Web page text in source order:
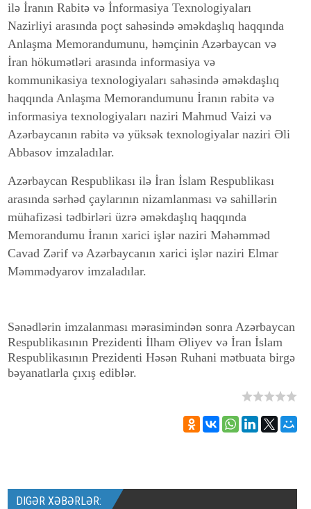
ilə İranın Rabitə və İnformasiya Texnologiyaları
Nazirliyi arasında poçt sahəsində əməkdaşlıq haqqında
Anlaşma Memorandumunu, həmçinin Azərbaycan və
İran hökumətləri arasında informasiya və
kommunikasiya texnologiyaları sahəsində əməkdaşlıq
haqqında Anlaşma Memorandumunu İranın rabitə və
informasiya texnologiyaları naziri Mahmud Vaizi və
Azərbaycanın rabitə və yüksək texnologiyalar naziri Əli
Abbasov imzaladılar.
Azərbaycan Respublikası ilə İran İslam Respublikası
arasında sərhəd çaylarının nizamlanması və sahillərin
mühafizəsi tədbirləri üzrə əməkdaşlıq haqqında
Memorandumu İranın xarici işlər naziri Məhəmməd
Cavad Zərif və Azərbaycanın xarici işlər naziri Elmar
Məmmədyarov imzaladılar.
Sənədlərin imzalanması mərasimindən sonra Azərbaycan
Respublikasının Prezidenti İlham Əliyev və İran İslam
Respublikasının Prezidenti Həsən Ruhani mətbuata birgə
bəyanatlarla çıxış ediblər.
DIGƏR XƏBƏRLƏR: